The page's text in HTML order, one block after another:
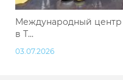
Международный центр
в Т...
03.07.2026